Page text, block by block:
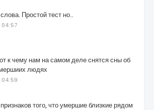
Простой тест но..
04:57
к чему нам на самом деле снятся сны об
людях
04:59
того, что умершие близкие рядом